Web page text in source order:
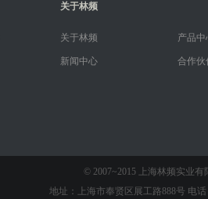
关于林频
关于林频 产品中
新闻中心 合作伙
© 2007~2015 上海林频实业有
地址：上海市奉贤区展工路888号 电话